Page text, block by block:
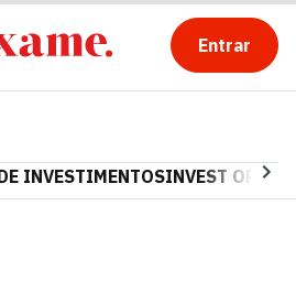
Entrar
INVESTIMENTOSINVEST OPINA